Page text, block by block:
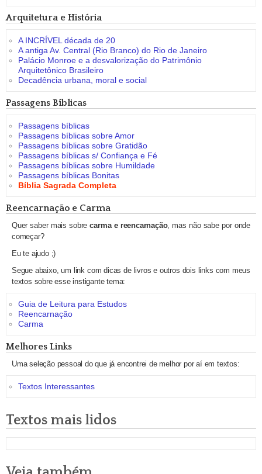
Arquitetura e História
A INCRÍVEL década de 20
A antiga Av. Central (Rio Branco) do Rio de Janeiro
Palácio Monroe e a desvalorização do Patrimônio
Arquitetônico Brasileiro
Decadência urbana, moral e social
Passagens Bíblicas
Passagens bíblicas
Passagens bíblicas sobre Amor
Passagens bíblicas sobre Gratidão
Passagens bíblicas s/ Confiança e Fé
Passagens bíblicas sobre Humildade
Passagens bíblicas Bonitas
Bíblia Sagrada Completa
Reencarnação e Carma
Quer saber mais sobrecarma e reencarnação, mas não sabe por onde
começar?
Eu te ajudo ;)
Segue abaixo, um link com dicas de livros e outros dois links com meus
textos sobre esse instigante tema:
Guia de Leitura para Estudos
Reencarnação
Carma
Melhores Links
Uma seleção pessoal do que já encontrei de melhor por aí em textos:
Textos Interessantes
Textos mais lidos